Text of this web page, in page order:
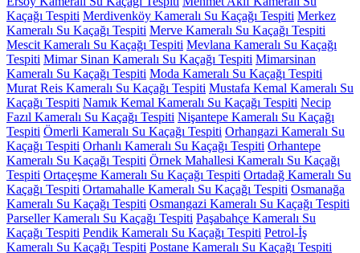
Kaçağı Tespiti Merdivenköy Kameralı Su Kaçağı Tespiti Merkez
Kameralı Su Kaçağı Tespiti Merve Kameralı Su Kaçağı Tespiti
Mescit Kameralı Su Kaçağı Tespiti Mevlana Kameralı Su Kaçağı
Tespiti Mimar Sinan Kameralı Su Kaçağı Tespiti Mimarsinan
Kameralı Su Kaçağı Tespiti Moda Kameralı Su Kaçağı Tespiti
Murat Reis Kameralı Su Kaçağı Tespiti Mustafa Kemal Kameralı Su
Kaçağı Tespiti Namık Kemal Kameralı Su Kaçağı Tespiti Necip
Fazıl Kameralı Su Kaçağı Tespiti Nişantepe Kameralı Su Kaçağı
Tespiti Ömerli Kameralı Su Kaçağı Tespiti Orhangazi Kameralı Su
Kaçağı Tespiti Orhanlı Kameralı Su Kaçağı Tespiti Orhantepe
Kameralı Su Kaçağı Tespiti Örnek Mahallesi Kameralı Su Kaçağı
Tespiti Ortaçeşme Kameralı Su Kaçağı Tespiti Ortadağ Kameralı Su
Kaçağı Tespiti Ortamahalle Kameralı Su Kaçağı Tespiti Osmanağa
Kameralı Su Kaçağı Tespiti Osmangazi Kameralı Su Kaçağı Tespiti
Parseller Kameralı Su Kaçağı Tespiti Paşabahçe Kameralı Su
Kaçağı Tespiti Pendik Kameralı Su Kaçağı Tespiti Petrol-İş
Kameralı Su Kaçağı Tespiti Postane Kameralı Su Kaçağı Tespiti